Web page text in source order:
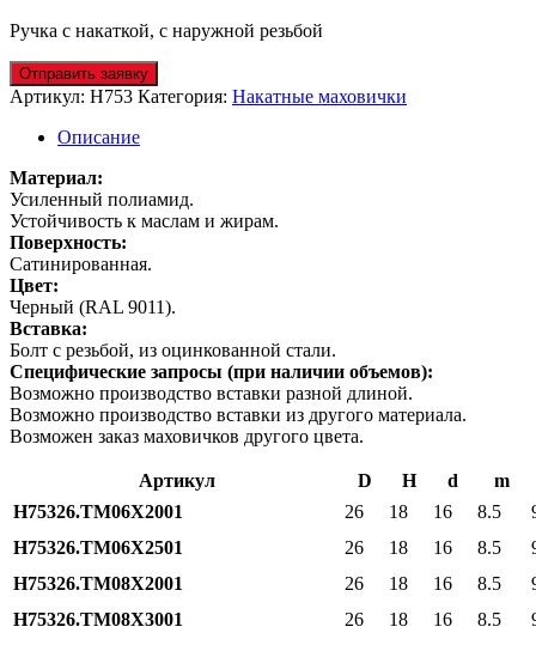
Ручка с накаткой, с наружной резьбой
Отправить заявку
Артикул: H753 Категория: Накатные маховички
Описание
Материал:
Усиленный полиамид.
Устойчивость к маслам и жирам.
Поверхность:
Сатинированная.
Цвет:
Черный (RAL 9011).
Вставка:
Болт с резьбой, из оцинкованной стали.
Специфические запросы (при наличии объемов):
Возможно производство вставки разной длиной.
Возможно производство вставки из другого материала.
Возможен заказ маховичков другого цвета.
Артикул D H d
m
H75326.TM06X2001
26 18 16 8.5
H75326.TM06X2501
26 18 16 8.5
H75326.TM08X2001
26 18 16 8.5
H75326.TM08X3001
26 18 16 8.5